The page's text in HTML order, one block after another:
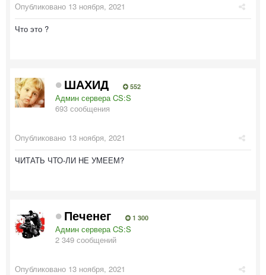
Опубликовано 13 ноября, 2021
Что это ?
ШАХИД 552
Админ сервера CS:S
693 сообщения
Опубликовано 13 ноября, 2021
ЧИТАТЬ ЧТО-ЛИ НЕ УМЕЕМ?
Печенег 1 300
Админ сервера CS:S
2 349 сообщений
Опубликовано 13 ноября, 2021